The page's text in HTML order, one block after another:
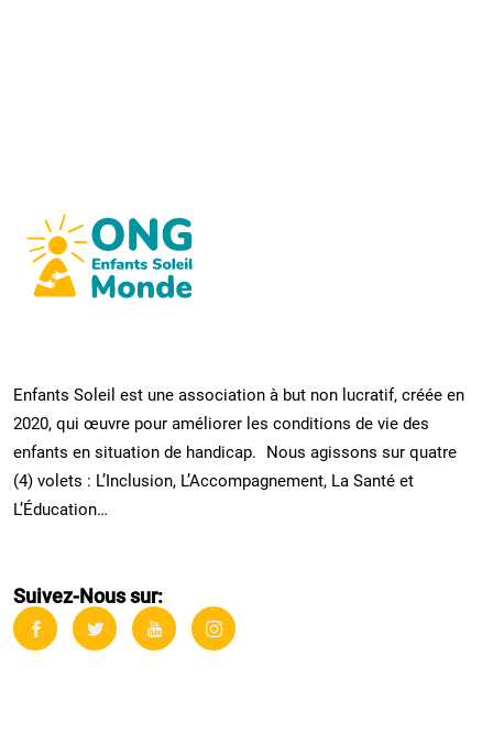
Enfants Soleil est une association à but non lucratif, créée en
2020, qui œuvre pour améliorer les conditions de vie des
enfants en situation de handicap. Nous agissons sur quatre
(4) volets : L’Inclusion, L’Accompagnement, La Santé et
L’Éducation…
Suivez-Nous sur: